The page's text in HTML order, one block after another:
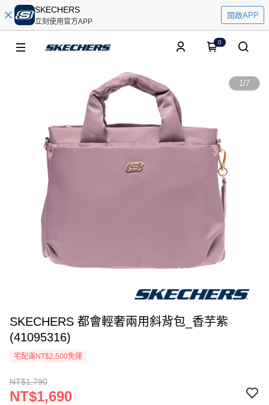
SKECHERS
立刻使用官方APP
開啟APP
0
1/7
SKECHERS 都會輕奢兩用斜背包_香芋紫
(41095316)
宅配滿NT$2,500免運
NT$1,790
NT$1,690